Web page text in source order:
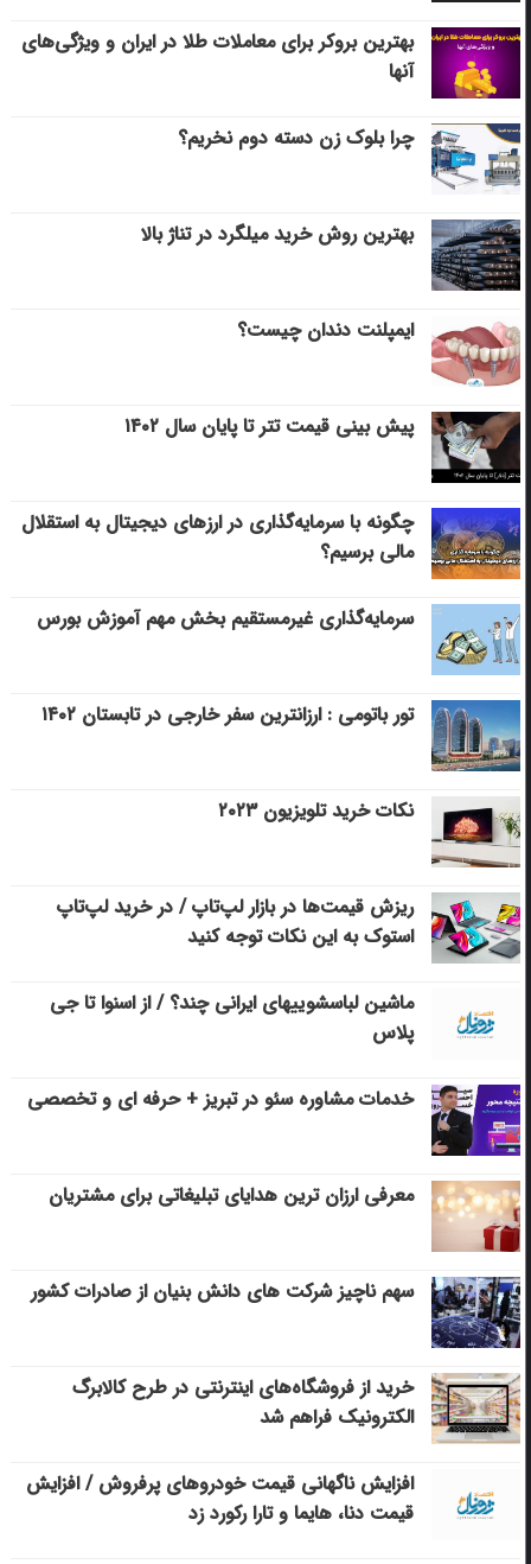
بهترین بروکر برای معاملات طلا در ایران و ویژگی‌های
آنها
چرا بلوک زن دسته دوم نخریم؟
بهترین روش خرید میلگرد در تناژ بالا
ایمپلنت دندان چیست؟
پیش بینی قیمت تتر تا پایان سال ۱۴۰۲
چگونه با سرمایه‌گذاری در ارزهای دیجیتال به استقلال
مالی برسیم؟
سرمایه‌گذاری غیرمستقیم بخش مهم آموزش بورس
تور باتومی : ارزانترین سفر خارجی در تابستان ۱۴۰۲
نکات خرید تلویزیون ۲۰۲۳
ریزش قیمت‌ها در بازار لپ‌تاپ / در خرید لپ‌تاپ
استوک به این نکات توجه کنید
ماشین لباسشویی‎های ایرانی چند؟ / از اسنوا تا جی
پلاس
خدمات مشاوره سئو در تبریز + حرفه ای و تخصصی
معرفی ارزان ترین هدایای تبلیغاتی برای مشتریان
سهم ناچیز شرکت های دانش بنیان از صادرات کشور
خرید از فروشگاه‌های اینترنتی در طرح کالابرگ
الکترونیک فراهم شد
افزایش ناگهانی قیمت خودروهای پرفروش / افزایش
قیمت دنا، هایما و تارا رکورد زد